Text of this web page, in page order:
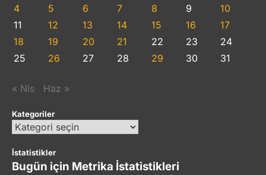
4
5 6 7 8 9
10
11
12 13 14 15 16
17
18
19 20 21 22 23
24
25
26 27 28 29 30 31
« Nis Haz »
Kategoriler
Kategoriler
İstatistikler
Bugün için Metrika İstatistikleri